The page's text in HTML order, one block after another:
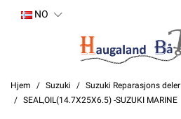
NO
Hjem Suzuki
Suzuki Reparasjons deler
SEAL,OIL(14.7X25X6.5) -SUZUKI MARINE